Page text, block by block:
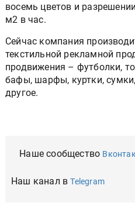
восемь цветов и
м2 в час.
Сейчас компания
текстильной рекламной
продвижения – футболки,
бафы, шарфы, куртки,
другое.
Наше сообщество
Наш канал вTelegram